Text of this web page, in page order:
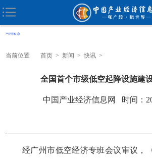
当前位置 首页 > 新闻 > 快讯 >
全国首个市级低空起降设施建
中国产业经济信息网 时间：
经广州市低空经济专班会议审议，